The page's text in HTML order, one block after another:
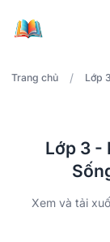
Trang chủ / Lớp 3
Lớp 3 -
Xem và tải